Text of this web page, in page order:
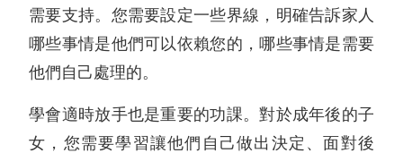
需要支持。您需要設定一些界線，明確告訴家人
哪些事情是他們可以依賴您的，哪些事情是需要
他們自己處理的。
學會適時放手也是重要的功課。對於成年後的子
女，您需要學習讓他們自己做出決定、面對後